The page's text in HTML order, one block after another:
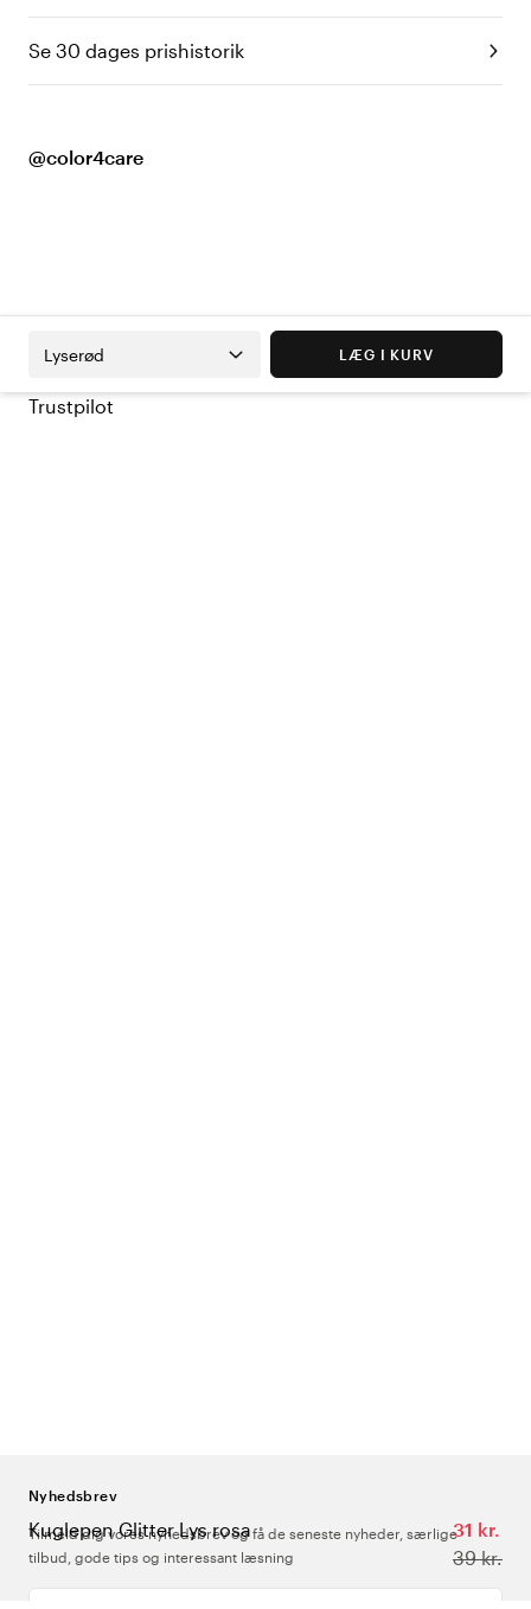
Se 30 dages prishistorik
@color4care
Kuglepen Glitter Lys rosa
31 kr.
39 kr.
Lyserød LÆG I KURV
Trustpilot
Nyhedsbrev
Tilmeld dig vores nyhedsbrev og få de seneste nyheder, særlige
tilbud, gode tips og interessant læsning
Indtast din e-mailadresse